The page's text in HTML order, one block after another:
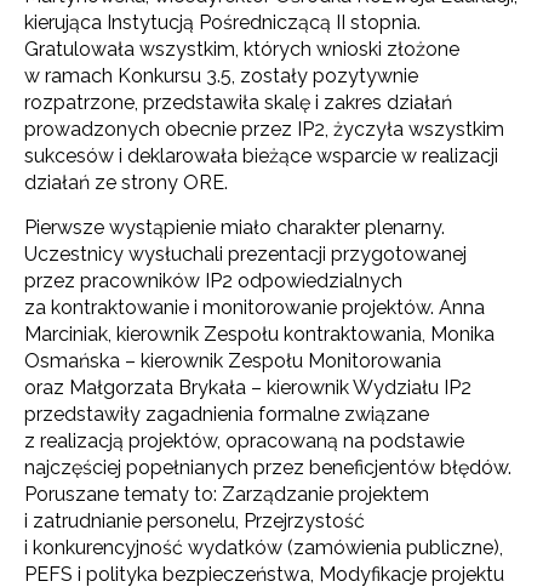
kierująca Instytucją Pośredniczącą II stopnia.
Gratulowała wszystkim, których wnioski złożone
w ramach Konkursu 3.5, zostały pozytywnie
rozpatrzone, przedstawiła skalę i zakres działań
prowadzonych obecnie przez IP2, życzyła wszystkim
sukcesów i deklarowała bieżące wsparcie w realizacji
działań ze strony ORE.
Pierwsze wystąpienie miało charakter plenarny.
Uczestnicy wysłuchali prezentacji przygotowanej
przez pracowników IP2 odpowiedzialnych
za kontraktowanie i monitorowanie projektów. Anna
Marciniak, kierownik Zespołu kontraktowania, Monika
Osmańska – kierownik Zespołu Monitorowania
oraz Małgorzata Brykała – kierownik Wydziału IP2
przedstawiły zagadnienia formalne związane
z realizacją projektów, opracowaną na podstawie
najczęściej popełnianych przez beneficjentów błędów.
Poruszane tematy to: Zarządzanie projektem
i zatrudnianie personelu, Przejrzystość
i konkurencyjność wydatków (zamówienia publiczne),
PEFS i polityka bezpieczeństwa, Modyfikacje projektu